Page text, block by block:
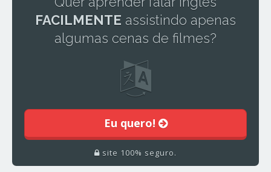
FACILMENTE assistindo apenas
algumas cenas de filmes?
Eu quero!
site 100% seguro.